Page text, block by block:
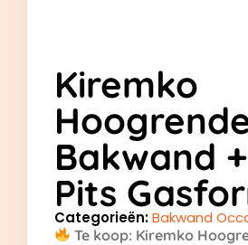
Kiremko
Bakwand
Pits
Categorieën:Bakwand
Te koop: Kiremko